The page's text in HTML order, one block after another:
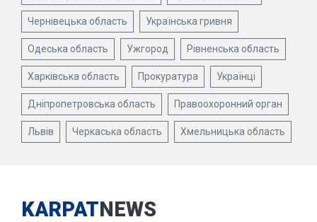
Чернівецька область Українська гривня
Одеська область Ужгород Рівненська область
Харківська область Прокуратура Українці
Дніпропетровська область Правоохоронний орган
Львів Черкаська область Хмельницька область
KARPATNEWS